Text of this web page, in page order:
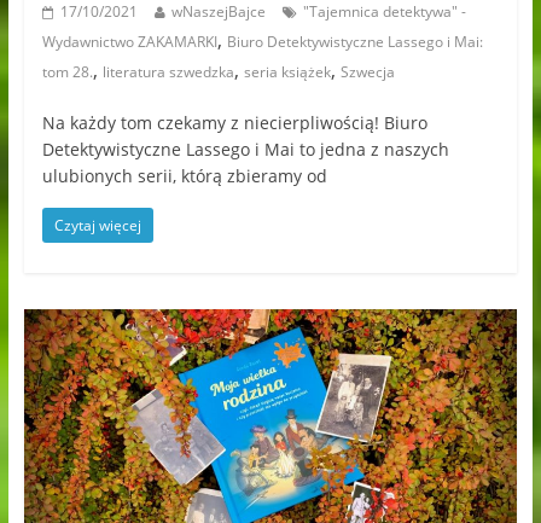
17/10/2021 wNaszejBajce
"Tajemnica detektywa" -
Wydawnictwo ZAKAMARKI, Biuro Detektywistyczne Lassego i Mai:
tom 28., literatura szwedzka, seria książek, Szwecja
Na każdy tom czekamy z niecierpliwością! Biuro
Detektywistyczne Lassego i Mai to jedna z naszych
ulubionych serii, którą zbieramy od
Czytaj więcej